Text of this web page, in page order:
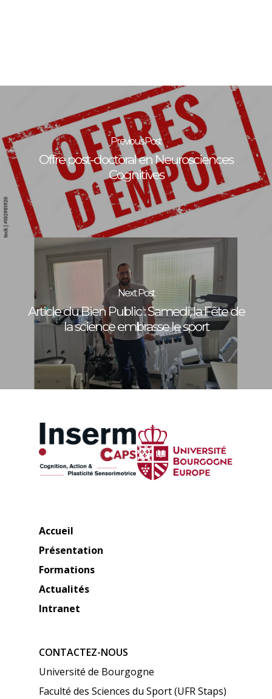
Previous Post
Offre post-doctoral en Neurosciences
Cognitives
Next Post
Article du Bien Public : Samedi, la Fête de
la science embrasse le sport
Accueil
Présentation
Formations
Actualités
Intranet
CONTACTEZ-NOUS
Université de Bourgogne
Faculté des Sciences du Sport (UFR Staps)